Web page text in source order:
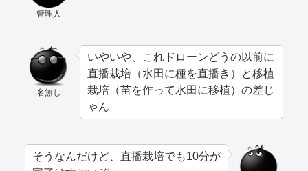
管理人
名無し
いやいや、これドローンどうの以前に
直播栽培（水田に種を直播き）と移植
栽培（苗を作って水田に移植）の差じ
ゃん
そうなんだけど、直播栽培でも10分が